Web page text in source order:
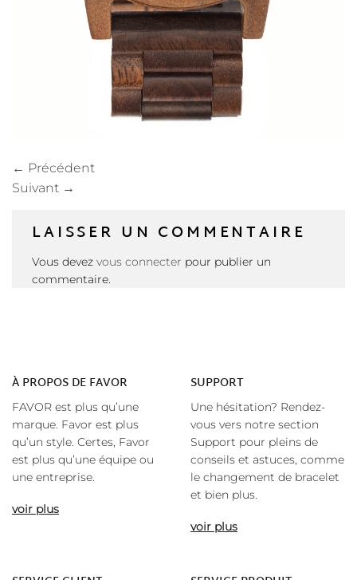
← Précédent
Suivant →
LAISSER UN COMMENTAIRE
Vous devez vous connecter pour publier un
commentaire.
À PROPOS DE FAVOR
FAVOR est plus qu’une
marque. Favor est plus
qu’un style. Certes, Favor
est plus qu’une équipe ou
une entreprise.
voir plus
SUPPORT
Une hésitation? Rendez-
vous vers notre section
Support pour pleins de
conseils et astuces, comme
le changement de bracelet
et bien plus.
voir plus